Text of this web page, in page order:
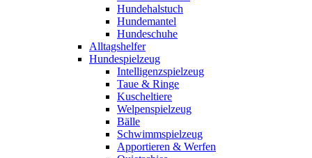
Hundehalstuch
Hundemantel
Hundeschuhe
Alltagshelfer
Hundespielzeug
Intelligenzspielzeug
Taue & Ringe
Kuscheltiere
Welpenspielzeug
Bälle
Schwimmspielzeug
Apportieren & Werfen